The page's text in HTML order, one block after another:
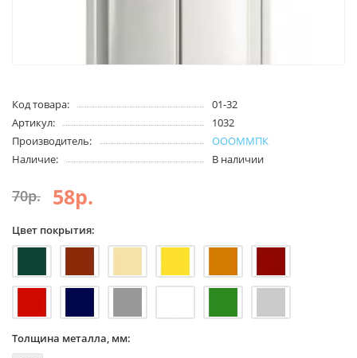
Код товара:
01-32
Артикул:
1032
Производитель:
ОООММПК
Наличие:
В наличии
70р. 58р.
Цвет покрытия:
Толщина металла, мм: